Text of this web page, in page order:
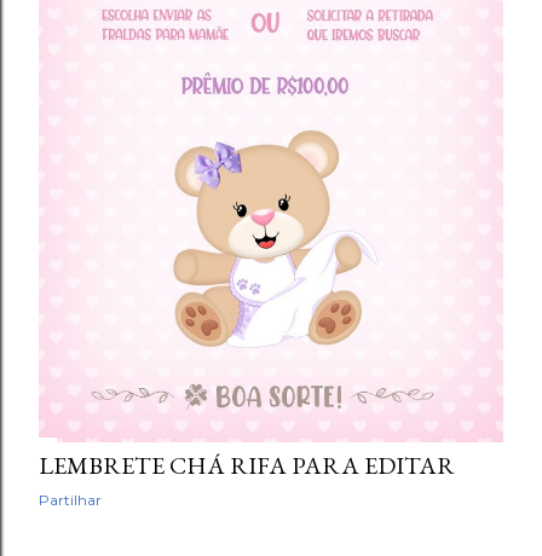
LEMBRETE CHÁ RIFA PARA EDITAR
Partilhar